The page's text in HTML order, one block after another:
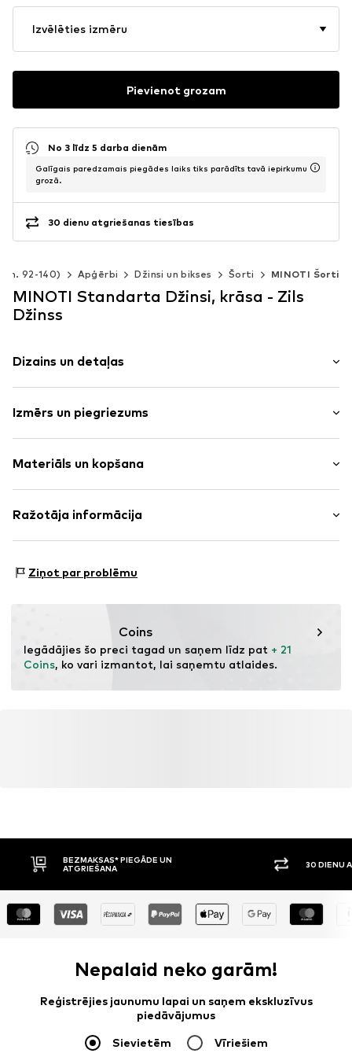
Izvēlēties izmēru
Pievienot grozam
No 3 līdz 5 darba dienām
Galīgais paredzamais piegādes laiks tiks parādīts tavā iepirkumu
grozā.
30 dienu atgriešanas tiesības
92-140) Apģērbi Džinsi un bikses Šorti MINOTI Šorti
MINOTI Standarta Džinsi, krāsa - Zils
Džinss
Dizains un detaļas
Džinss
Zils džinss/mazgāts
Stepēts apakšmala/mala
Regulējams viduklis
Etiķetes ielāps/etiķetes karodziņš
Rāvējslēdzējs
Izmērs un piegriezums
Piegriezums: Standarta
Materiāls un kopšana
Materiāls: 100% Kokvilna
Ražotāja informācija
03-844 Warsaw
Ziņot par problēmu
Coins
Iegādājies šo preci tagad un saņem līdz pat + 21
Coins, ko vari izmantot, lai saņemtu atlaides.
BEZMAKSAS* PIEGĀDE UN
ATGRIEŠANA
30 DIENU
Nepalaid neko garām!
Reģistrējies jaunumu lapai un saņem ekskluzīvus
piedāvājumus
Sievietēm Vīriešiem